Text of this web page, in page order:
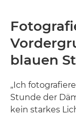
blauen
„Ich
Stunde der
kein starkes